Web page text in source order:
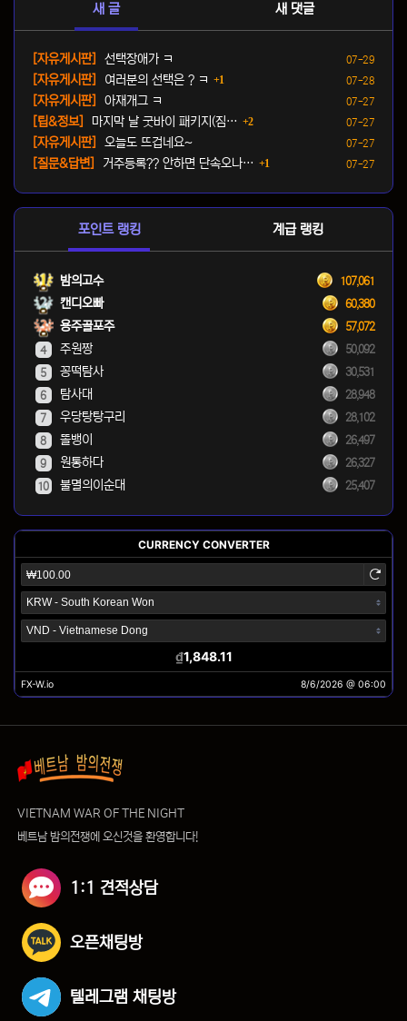
새 글 새 댓글
등록일
07-29
[자유게시판]
선택장애가 ㅋ
등록일
07-28
[자유게시판] 여러분의 선택은 ? ㅋ 1댓글
등록일
07-27
[자유게시판]
아재개그 ㅋ
등록일
07-27
[팁&정보] 마지막 날 굿바이 패키지(짐… 2댓글
등록일
07-27
[자유게시판]
오늘도 뜨겁네요~
등록일
07-27
[질문&답변] 거주등록?? 안하면 단속오나… 1댓글
포인트 랭킹 계급 랭킹
밤의고수 107,061
캔디오빠 60,380
용주골포주 57,072
4 주원짱 50,092
5 꽁떡탐사 30,531
6 탐사대 28,948
7 우당탕탕구리 28,102
8 똘뱅이 26,497
9 원통하다 26,327
10 불멸의이순대 25,407
VIETNAM WAR OF THE NIGHT
베트남 밤의전쟁에 오신것을 환영합니다!
1:1 견적상담
오픈채팅방
텔레그램 채팅방